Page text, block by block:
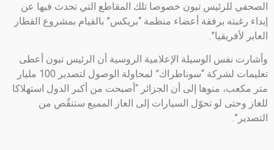
الصحفي للرئيس تيون خصوصا تلك المقاطع التي تحدث فيها عن
إبداء رغبته برفقة أعضاء منظمة “بريكس” بالقيام بمشروع القطار
العابر لأفريقيا”.
وأشارت نفس الوسيلة الإعلامية الروسية أن الرئيس تبون أعطى
تعليمات لشركة “سوناطراك” لمحاولة الوصول لتصدير 100 مليار
متر مكعب، منوها إلى أن الجزائر “أصبحت من أكبر الدول استهلاكا
للغاز وحتى لو تحوّل السيارات إلى الغاز المميع ستنقُص من
التصدير”.